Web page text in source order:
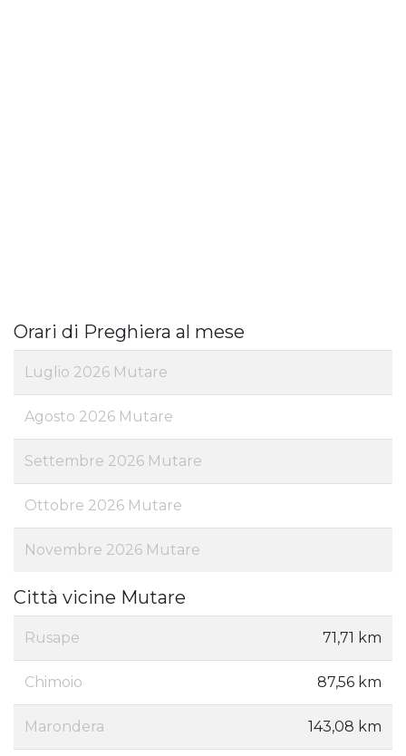
Orari di Preghiera al mese
Luglio 2026 Mutare
Agosto 2026 Mutare
Settembre 2026 Mutare
Ottobre 2026 Mutare
Novembre 2026 Mutare
Città vicine Mutare
Rusape 71,71 km
Chimoio 87,56 km
Marondera 143,08 km